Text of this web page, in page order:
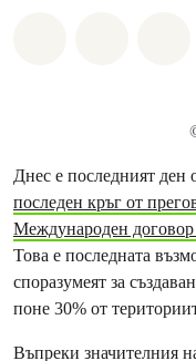
Днес е последният
последен кръг от
Международен договор
Това е последната
споразумеят за
поне 30% от
Въпреки значителния